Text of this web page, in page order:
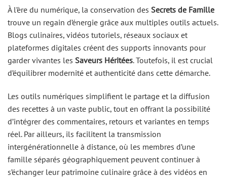
À l’ère du numérique, la conservation des Secrets de Famille
trouve un regain d’énergie grâce aux multiples outils actuels.
Blogs culinaires, vidéos tutoriels, réseaux sociaux et
plateformes digitales créent des supports innovants pour
garder vivantes les Saveurs Héritées. Toutefois, il est crucial
d’équilibrer modernité et authenticité dans cette démarche.
Les outils numériques simplifient le partage et la diffusion
des recettes à un vaste public, tout en offrant la possibilité
d’intégrer des commentaires, retours et variantes en temps
réel. Par ailleurs, ils facilitent la transmission
intergénérationnelle à distance, où les membres d’une
famille séparés géographiquement peuvent continuer à
s’échanger leur patrimoine culinaire grâce à des vidéos en